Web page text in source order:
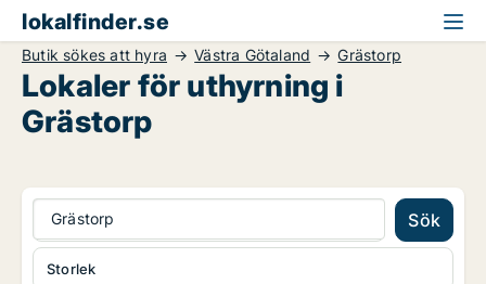
lokalfinder.se
Butik sökes att hyra Västra Götaland Grästorp
Lokaler för uthyrning i
Grästorp
Grästorp Sök
Storlek